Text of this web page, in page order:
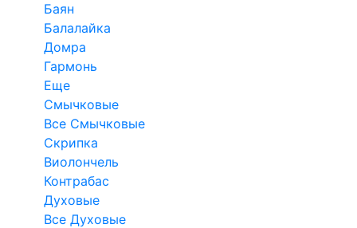
Баян
Балалайка
Домра
Гармонь
Еще
Смычковые
Все Смычковые
Скрипка
Виолончель
Контрабас
Духовые
Все Духовые